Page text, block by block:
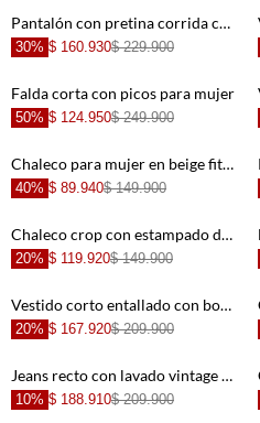
+
+
+
+
+
Pantalón con pretina corrida café para mujer
30% $ 160.930$ 229.900
+
Falda corta con picos para mujer
50% $ 124.950$ 249.900
Chaleco para mujer en beige fit recto con bajo en picos
40% $ 89.940$ 149.900
Chaleco crop con estampado de peces en algodón naranja para mujer
20% $ 119.920$ 149.900
Vestido corto entallado con bordado de soles en algodón beige para mujer
20% $ 167.920$ 209.900
Jeans recto con lavado vintage en algodón azul para mujer
10% $ 188.910$ 209.900